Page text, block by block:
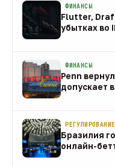
ФИНАНСЫ
Flutter,
убытках во
ФИНАНСЫ
Penn
допускает
РЕГУЛИРОВАНИЕ
Бразилия
онлайн-